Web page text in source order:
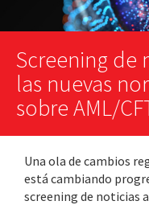
Screening de
las nuevas
sobre AML/
Una ola de cambios
está cambiando
screening de noticias